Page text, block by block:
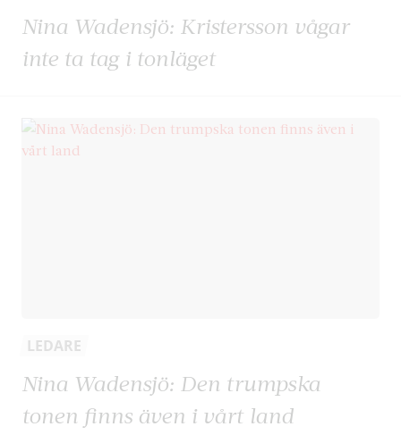
Nina Wadensjö: Kristersson vågar
inte ta tag i tonläget
LEDARE
Nina Wadensjö: Den trumpska
tonen finns även i vårt land